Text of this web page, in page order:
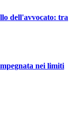
dell'avvocato: tra
nei limiti